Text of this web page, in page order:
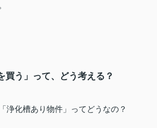
買う」って、どう考える？
浄化槽あり物件」ってどうなの？